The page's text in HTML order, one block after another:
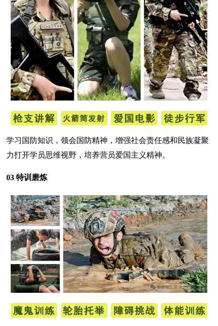
学习国防知识，领会国防精神，增强社会责任感和民族凝聚
力打开学员思维视野，培养营员爱国主义精神。
03 特训磨炼